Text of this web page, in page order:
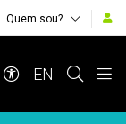
Quem sou?
EN